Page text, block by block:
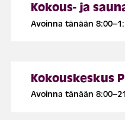
Kokous- ja
Avoinna tänään
Kokouskeskus
Avoinna tänään